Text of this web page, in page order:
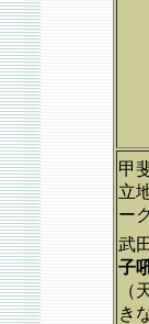
甲
立
ー
武
子
（
き